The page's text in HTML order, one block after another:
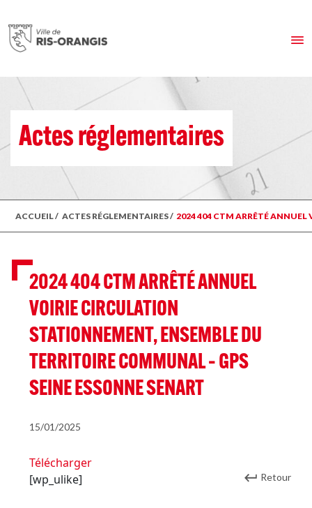
Actes réglementaires
ACCUEIL/ ACTES RÉGLEMENTAIRES/ 2024 404 CTM ARRÊTÉ ANNUEL
2024 404 CTM ARRÊTÉ ANNUEL
VOIRIE CIRCULATION
STATIONNEMENT, ENSEMBLE DU
TERRITOIRE COMMUNAL – GPS
SEINE ESSONNE SENART
15/01/2025
Télécharger
[wp_ulike]
Retour